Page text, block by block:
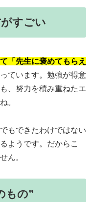
すごい
「先生に褒めてもらえ
ています。勉強が得意
、努力を積み重ねたエ
。
もできたわけではない
ようです。だからこ
ん。
もの”